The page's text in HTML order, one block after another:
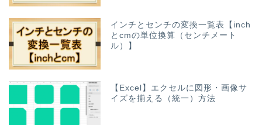
インチとセンチの変換一覧表【inch
とcmの単位換算（センチメート
ル）】
【Excel】エクセルに図形・画像サ
イズを揃える（統一）方法